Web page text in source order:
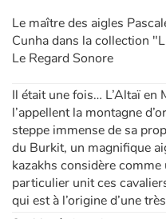
Le maître des aigles
Cunha dans la collection
Le Regard Sonore
Il était une fois… L’Altaï en
l’appellent la montagne
steppe immense de sa
du Burkit, un magnifique
kazakhs considère
particulier unit ces
qui est à l’origine d’une